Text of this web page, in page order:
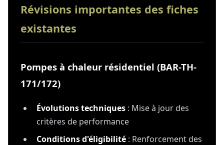
Révisions importantes des fiches
existantes
Pompes à chaleur résidentiel (BAR-TH-
171/172)
Évolutions techniques : Mise à jour des
critères de performance
Conditions d'éligibilité : Renforcement des